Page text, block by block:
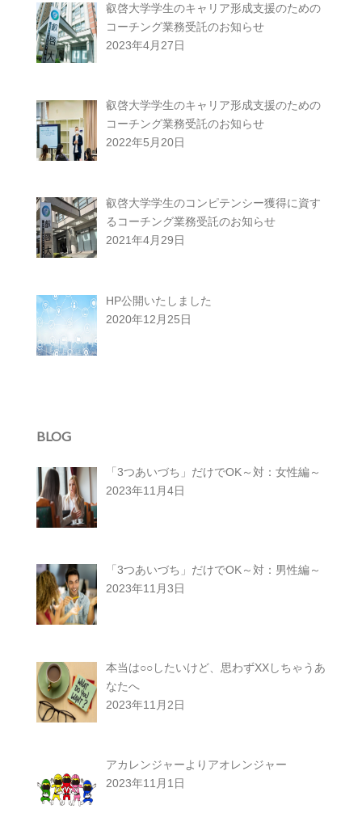
叡啓大学学生のキャリア形成支援のための
コーチング業務受託のお知らせ
2023年4月27日
叡啓大学学生のキャリア形成支援のための
コーチング業務受託のお知らせ
2022年5月20日
叡啓大学学生のコンピテンシー獲得に資す
るコーチング業務受託のお知らせ
2021年4月29日
HP公開いたしました
2020年12月25日
BLOG
「3つあいづち」だけでOK～対：女性編～
2023年11月4日
「3つあいづち」だけでOK～対：男性編～
2023年11月3日
本当は○○したいけど、思わずXXしちゃうあ
なたへ
2023年11月2日
アカレンジャーよりアオレンジャー
2023年11月1日